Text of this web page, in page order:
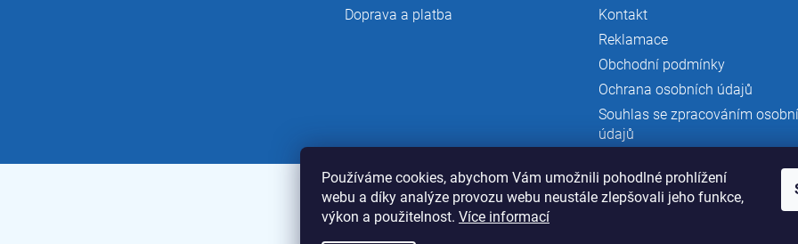
Používáme cookies, abychom Vám umožnili pohodlné prohlížení
webu a díky analýze provozu webu neustále zlepšovali jeho funkce,
výkon a použitelnost. Více informací
Doprava a platba
Kontakt
Reklamace
Obchodní podmínky
Ochrana osobních údajů
Souhlas se zpracováním
údajů